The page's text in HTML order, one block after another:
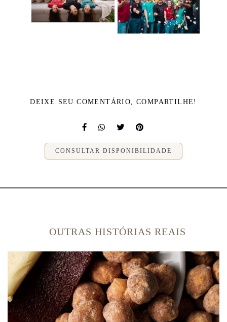
DEIXE SEU COMENTÁRIO, COMPARTILHE!
CONSULTAR DISPONIBILIDADE
OUTRAS HISTÓRIAS REAIS